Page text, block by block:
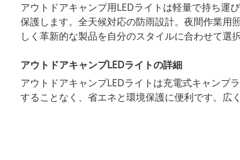
アウトドアキャンプ用LEDライトは軽量で持ち運
保護します。全天候対応の防雨設計。夜間作業用
しく革新的な製品を自分のスタイルに合わせて選
アウトドアキャンプLEDライトの詳細
アウトドアキャンプLEDライトは充電式キャンプ
することなく、省エネと環境保護に便利です。広